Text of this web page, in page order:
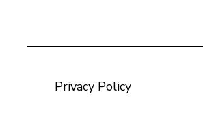
Privacy Policy